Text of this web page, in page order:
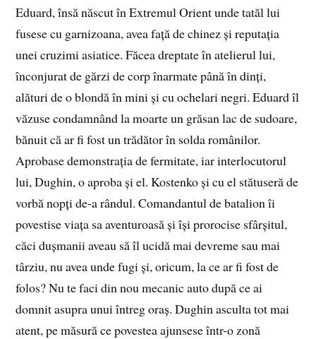
Eduard, însă născut în Extremul Orient unde tatăl lui
fusese cu garnizoana, avea față de chinez și reputația
unei cruzimi asiatice. Făcea dreptate în atelierul lui,
înconjurat de gărzi de corp înarmate până în dinți,
alături de o blondă în mini și cu ochelari negri. Eduard îl
văzuse condamnând la moarte un grăsan lac de sudoare,
bănuit că ar fi fost un trădător în solda românilor.
Aprobase demonstrația de fermitate, iar interlocutorul
lui, Dughin, o aproba și el. Kostenko și cu el stătuseră de
vorbă nopți de-a rândul. Comandantul de batalion îi
povestise viața sa aventuroasă și își prorocise sfârșitul,
căci dușmanii aveau să îl ucidă mai devreme sau mai
târziu, nu avea unde fugi și, oricum, la ce ar fi fost de
folos? Nu te faci din nou mecanic auto după ce ai
domnit asupra unui întreg oraș. Dughin asculta tot mai
atent, pe măsură ce povestea ajunsese într-o zonă